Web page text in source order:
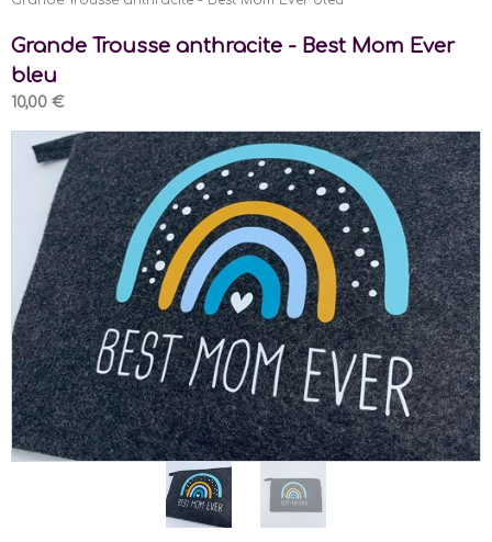
Grande Trousse anthracite - Best Mom Ever
bleu
10,00 €